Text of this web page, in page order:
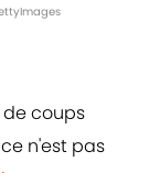
coups
n'est pas